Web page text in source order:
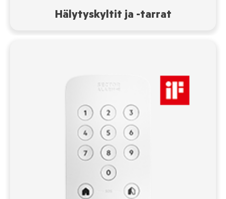
Hälytyskyltit ja -tarrat